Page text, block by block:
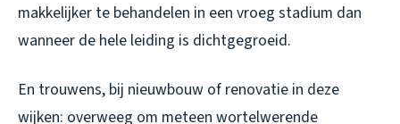
makkelijker te behandelen in een vroeg stadium dan
wanneer de hele leiding is dichtgegroeid.
En trouwens, bij nieuwbouw of renovatie in deze
wijken: overweeg om meteen wortelwerende